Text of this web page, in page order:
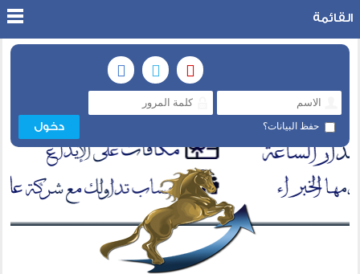
حفظ البيانات؟
القائمة